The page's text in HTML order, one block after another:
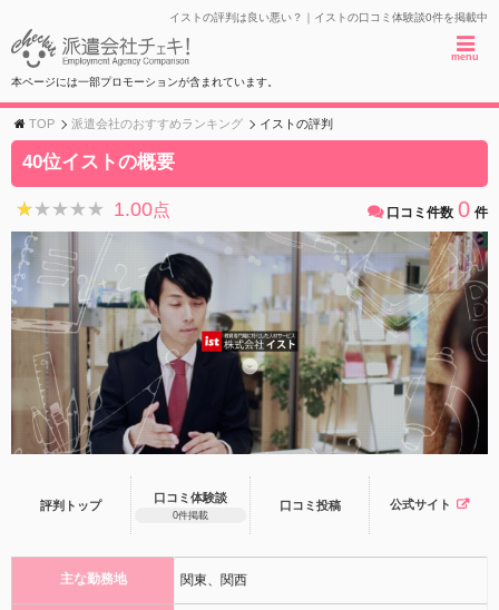
イストの評判は良い悪い？｜イストの口コミ体験談0件を掲載中
menu
本ページには一部プロモーションが含まれています。
TOP 派遣会社のおすすめランキング イストの評判
40位イストの概要
★★★★★
★★★★★ 1.00点 口コミ件数 0 件
評判トップ
口コミ体験談
0件掲載
口コミ 投稿 公式サイト
主な勤務地 関東、関西